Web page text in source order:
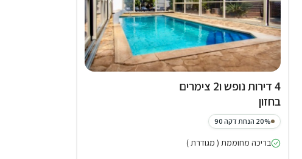
4 דירות נופש ו2 צימרים
בחזון
20% הנחת דקה 90
בריכה מחוממת ( מגודרת )